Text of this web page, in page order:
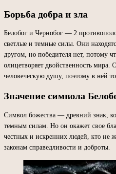
Борьба добра и зла
Белобог и Чернобог — 2
светлые и темные силы. Они
другом, но победителя нет, потому
олицетворяет двойственность мира.
человеческую душу, поэтому в ней
Значение символа
Символ божества — древний знак,
темным силам. Но он окажет свое
честных и искренних людей, кто не
законам справедливости и доброты.